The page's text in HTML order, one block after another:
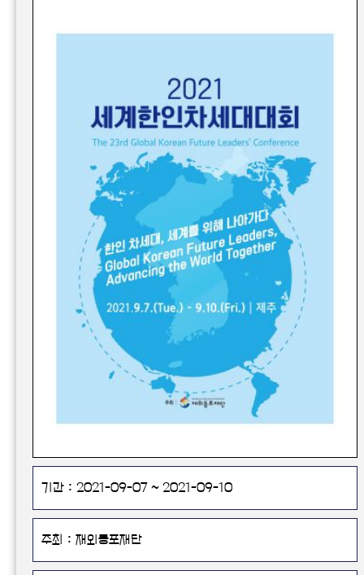
기간 : 2021-09-07 ~ 2021-09-10
주최 : 재외동포재단